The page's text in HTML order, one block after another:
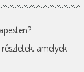
amelyek